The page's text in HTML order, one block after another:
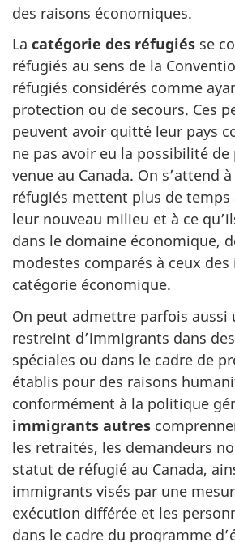
des raisons économiques.
La catégorie des réfugiés se
réfugiés au sens de la
réfugiés considérés comme
protection ou de secours. Ces
peuvent avoir quitté leur pays
ne pas avoir eu la possibilité
venue au Canada. On s’attend
réfugiés mettent plus de temps
leur nouveau milieu et à ce
dans le domaine économique,
modestes comparés à ceux
catégorie économique.
On peut admettre parfois aussi
restreint d’immigrants dans
spéciales ou dans le cadre de
établis pour des raisons
conformément à la politique
immigrants autres
les retraités, les demandeurs
statut de réfugié au Canada,
immigrants visés par une
exécution différée et les
dans le cadre du programme